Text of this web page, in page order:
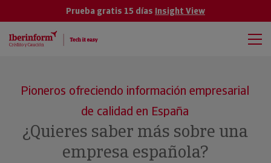
Prueba gratis 15 días Insight View
Pioneros ofreciendo información empresarial
de calidad en España
¿Quieres saber más sobre una
empresa española?